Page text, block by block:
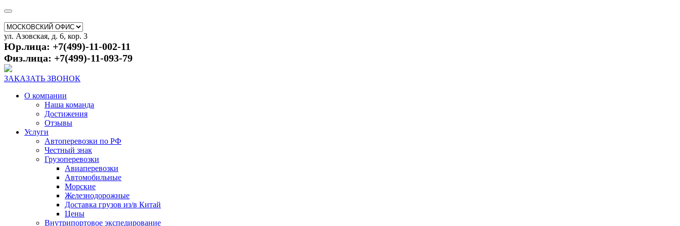
ул. Азовская, д. 6, кор. 3
Юр.лица: +7(499)-11-002-11
Физ.лица: +7(499)-11-093-79
ЗАКАЗАТЬ ЗВОНОК
О компании
Наша команда
Достижения
Отзывы
Услуги
Автоперевозки по РФ
Честный знак
Грузоперевозки
Авиаперевозки
Автомобильные
Морские
Железнодорожные
Доставка грузов из/в Китай
Цены
Внутрипортовое экспедирование